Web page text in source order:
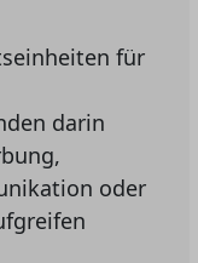
für
darin
oder